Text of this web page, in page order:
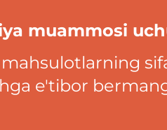
muammosi
e'tibor